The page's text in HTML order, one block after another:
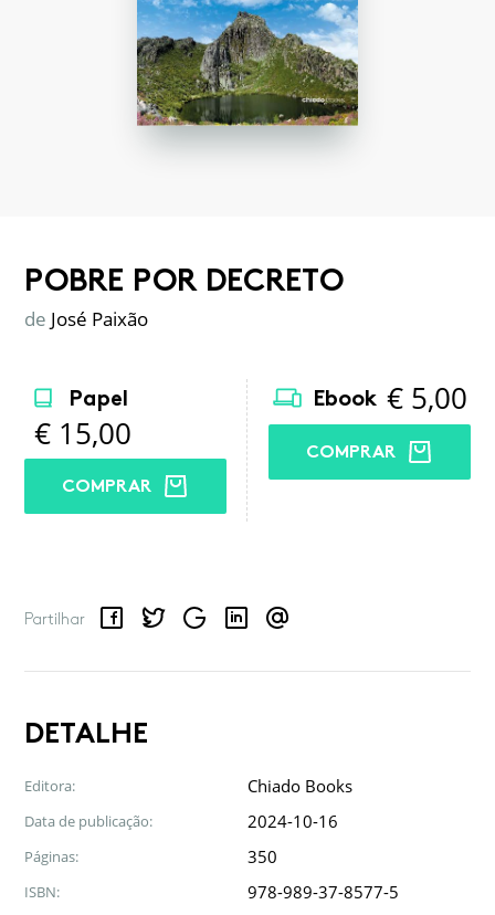
POBRE POR DECRETO
de José Paixão
Papel
€ 15,00
COMPRAR
Ebook € 5,00
COMPRAR
Partilhar
FacebookTwitterGoogle LinkedInEmail
DETALHE
Editora: Chiado Books
Data de publicação: 2024-10-16
Páginas: 350
ISBN: 978-989-37-8577-5